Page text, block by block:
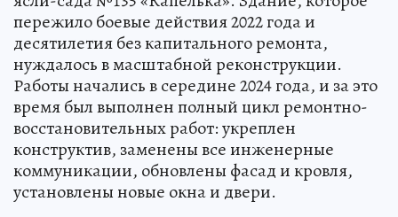
пережило боевые действия 2022 года и
десятилетия без капитального ремонта,
нуждалось в масштабной реконструкции.
Работы начались в середине 2024 года, и за это
время был выполнен полный цикл ремонтно-
восстановительных работ: укреплен
конструктив, заменены все инженерные
коммуникации, обновлены фасад и кровля,
установлены новые окна и двери.